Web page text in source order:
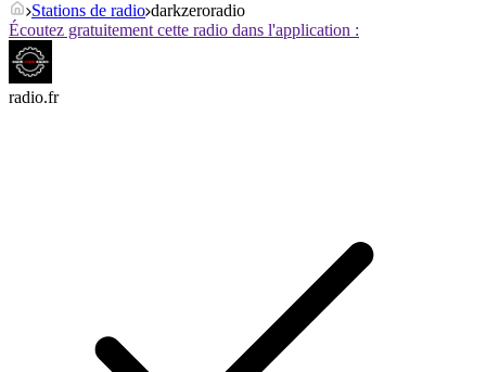
Stations de radio darkzeroradio
Écoutez gratuitement cette radio dans l'application :
radio.fr